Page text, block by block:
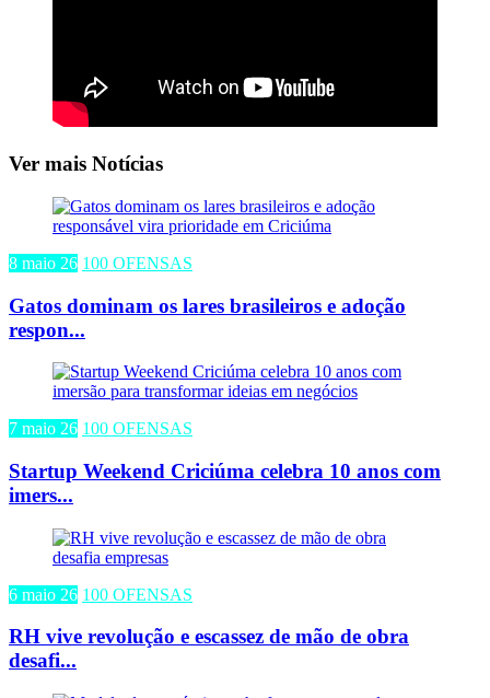
Ver mais Notícias
8 maio 26 100 OFENSAS
Gatos dominam os lares brasileiros e adoção
respon...
7 maio 26 100 OFENSAS
Startup Weekend Criciúma celebra 10 anos com
imers...
6 maio 26 100 OFENSAS
RH vive revolução e escassez de mão de obra
desafi...